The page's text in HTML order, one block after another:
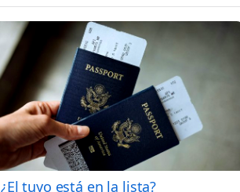
¿El tuyo está en la lista?